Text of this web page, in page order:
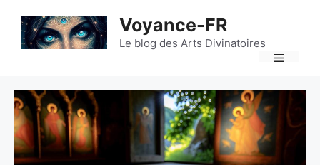
contenu
Voyance-FR
Le blog des Arts Divinatoires